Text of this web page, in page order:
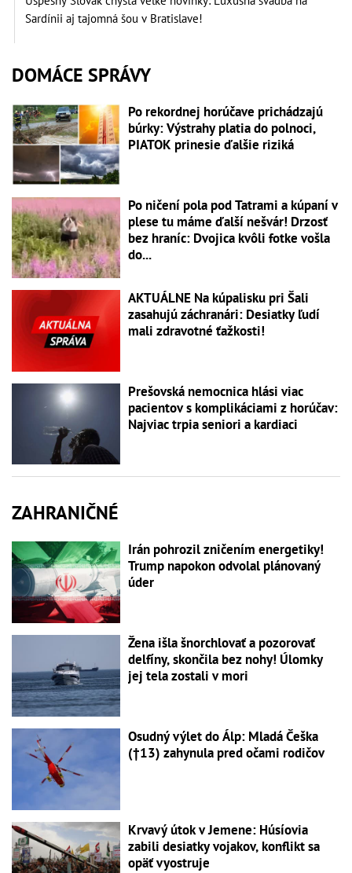
Sardínii aj tajomná šou v Bratislave!
DOMÁCE SPRÁVY
Po rekordnej horúčave prichádzajú
búrky: Výstrahy platia do polnoci,
PIATOK prinesie ďalšie riziká
Po ničení pola pod Tatrami a kúpaní v
plese tu máme ďalší nešvár! Drzosť
bez hraníc: Dvojica kvôli fotke vošla
do...
AKTUÁLNE Na kúpalisku pri Šali
zasahujú záchranári: Desiatky ľudí
mali zdravotné ťažkosti!
Prešovská nemocnica hlási viac
pacientov s komplikáciami z horúčav:
Najviac trpia seniori a kardiaci
ZAHRANIČNÉ
Irán pohrozil zničením energetiky!
Trump napokon odvolal plánovaný
úder
Žena išla šnorchlovať a pozorovať
delfíny, skončila bez nohy! Úlomky
jej tela zostali v mori
Osudný výlet do Álp: Mladá Češka
(†13) zahynula pred očami rodičov
Krvavý útok v Jemene: Húsíovia
zabili desiatky vojakov, konflikt sa
opäť vyostruje